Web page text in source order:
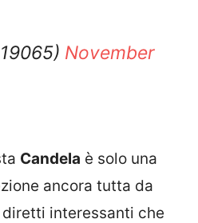
November
Candela è solo una
ancora tutta da
interessanti che